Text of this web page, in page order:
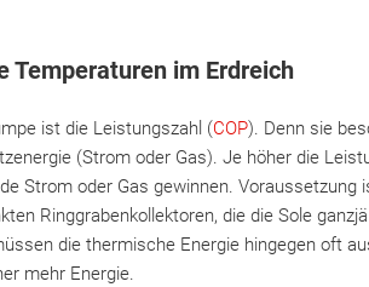
Temperaturen im Erdreich
ist die Leistungszahl (COP). Denn sie
(Strom oder Gas). Je höher die
Strom oder Gas gewinnen. Voraussetzung
Ringgrabenkollektoren, die die Sole
die thermische Energie hingegen oft
mehr Energie.